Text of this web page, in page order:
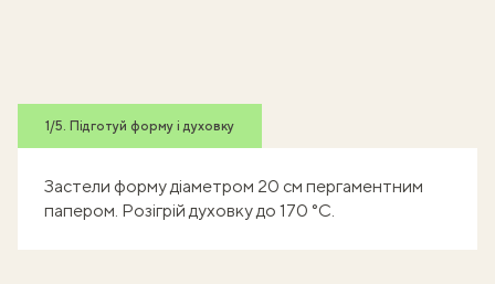
1/5. Підготуй форму і духовку
Застели форму діаметром 20 см пергаментним
папером. Розігрій духовку до 170 °C.